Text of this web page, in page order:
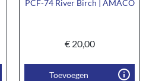
PCF-74 River Birch | AMACO
€20,00
Toevoegen